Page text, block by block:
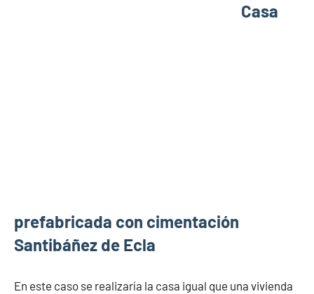
Casa
prefabricada con cimentación
Santibáñez de Ecla
En este caso se realizaría la casa igual que una vivienda